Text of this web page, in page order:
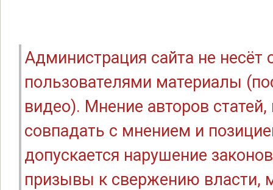
Администрация сайта не
пользователями материалы
видео). Мнение авторов
совпадать с мнением и
допускается нарушение
призывы к свержению власти,